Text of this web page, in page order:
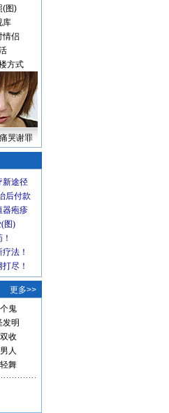
(图)
库
情侣
方式
哭谢罪
更多>>
鬼
明
收
人
舞